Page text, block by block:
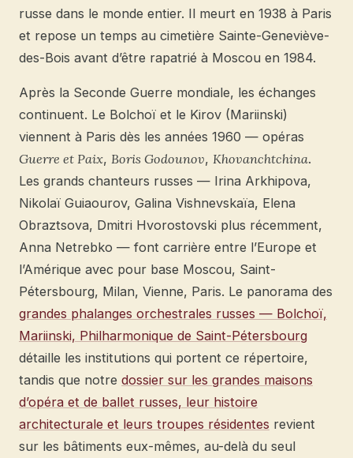
russe dans le monde entier. Il meurt en 1938 à Paris
et repose un temps au cimetière Sainte-Geneviève-
des-Bois avant d’être rapatrié à Moscou en 1984.
Après la Seconde Guerre mondiale, les échanges
continuent. Le Bolchoï et le Kirov (Mariinski)
viennent à Paris dès les années 1960 — opéras
Guerre et Paix, Boris Godounov, Khovanchtchina.
Les grands chanteurs russes — Irina Arkhipova,
Nikolaï Guiaourov, Galina Vishnevskaïa, Elena
Obraztsova, Dmitri Hvorostovski plus récemment,
Anna Netrebko — font carrière entre l’Europe et
l’Amérique avec pour base Moscou, Saint-
Pétersbourg, Milan, Vienne, Paris. Le panorama des
grandes phalanges orchestrales russes — Bolchoï,
Mariinski, Philharmonique de Saint-Pétersbourg
détaille les institutions qui portent ce répertoire,
tandis que notre dossier sur les grandes maisons
d’opéra et de ballet russes, leur histoire
architecturale et leurs troupes résidentes revient
sur les bâtiments eux-mêmes, au-delà du seul